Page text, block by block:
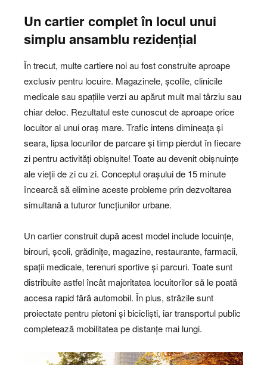
Un cartier complet în locul unui
simplu ansamblu rezidențial
În trecut, multe cartiere noi au fost construite aproape
exclusiv pentru locuire. Magazinele, școlile, clinicile
medicale sau spațiile verzi au apărut mult mai târziu sau
chiar deloc. Rezultatul este cunoscut de aproape orice
locuitor al unui oraș mare. Trafic intens dimineața și
seara, lipsa locurilor de parcare și timp pierdut în fiecare
zi pentru activități obișnuite! Toate au devenit obișnuințe
ale vieții de zi cu zi. Conceptul orașului de 15 minute
încearcă să elimine aceste probleme prin dezvoltarea
simultană a tuturor funcțiunilor urbane.
Un cartier construit după acest model include locuințe,
birouri, școli, grădinițe, magazine, restaurante, farmacii,
spații medicale, terenuri sportive și parcuri. Toate sunt
distribuite astfel încât majoritatea locuitorilor să le poată
accesa rapid fără automobil. În plus, străzile sunt
proiectate pentru pietoni și bicicliști, iar transportul public
completează mobilitatea pe distanțe mai lungi.